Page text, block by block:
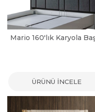
ÜRÜNÜ İNCELE